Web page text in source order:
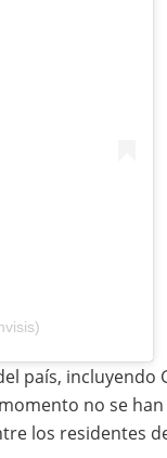
país, incluyendo
no se
los residentes